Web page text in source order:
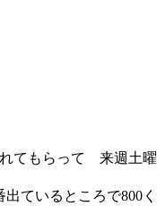
てもらって 来週土曜
ているところで800く